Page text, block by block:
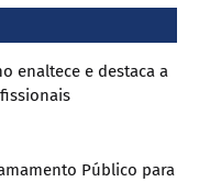
enaltece e destaca a
Público para